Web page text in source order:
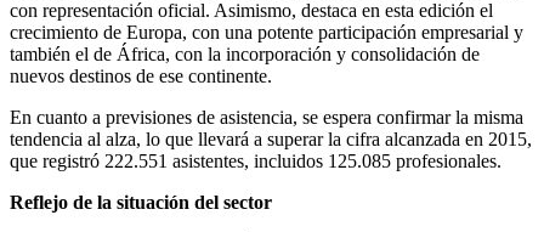
con representación oficial. Asimismo, destaca en esta edición el
crecimiento de Europa, con una potente participación empresarial y
también el de África, con la incorporación y consolidación de
nuevos destinos de ese continente.
En cuanto a previsiones de asistencia, se espera confirmar la misma
tendencia al alza, lo que llevará a superar la cifra alcanzada en 2015,
que registró 222.551 asistentes, incluidos 125.085 profesionales.
Reflejo de la situación del sector